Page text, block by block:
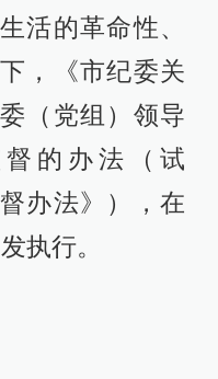
活的革命性、
，《市纪委关
（党组）领导
的办法（试
办法》），在
执行。